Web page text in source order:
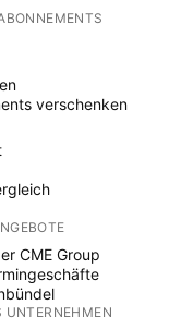
verschenken
CME Group
UNTERNEHMEN